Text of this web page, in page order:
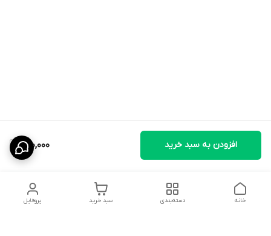
200,000 افزودن به سبد خرید
پروفایل سبد خرید دسته‌بندی خانه